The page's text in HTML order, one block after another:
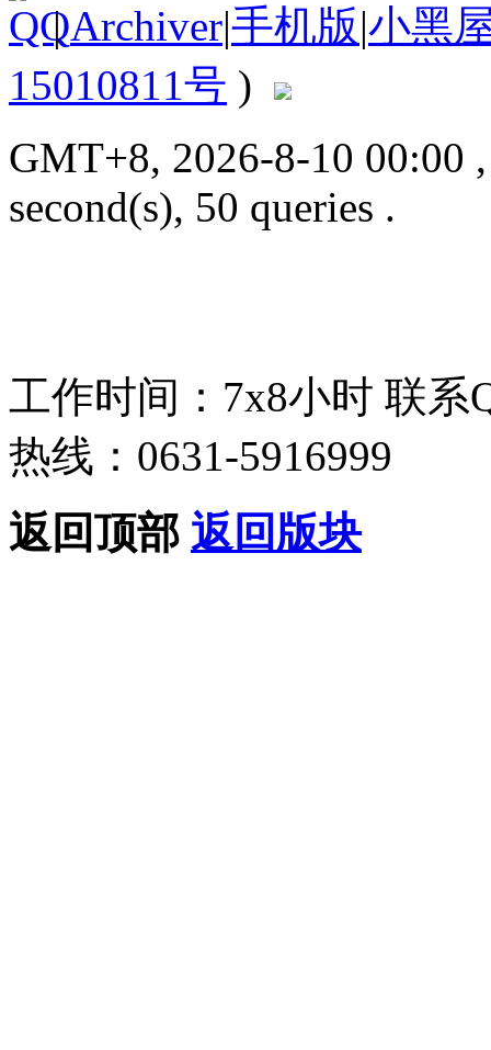
| Archiver|手机版|小黑
15010811号 )
GMT+8, 2026-8-10 00:00
second(s), 50 queries .
工作时间：7x8小时 联系
热线：0631-5916999
返回顶部 返回版块